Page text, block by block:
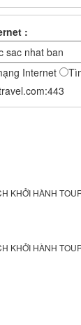
:
Internet
KHỞI HÀNH
KHỞI HÀNH